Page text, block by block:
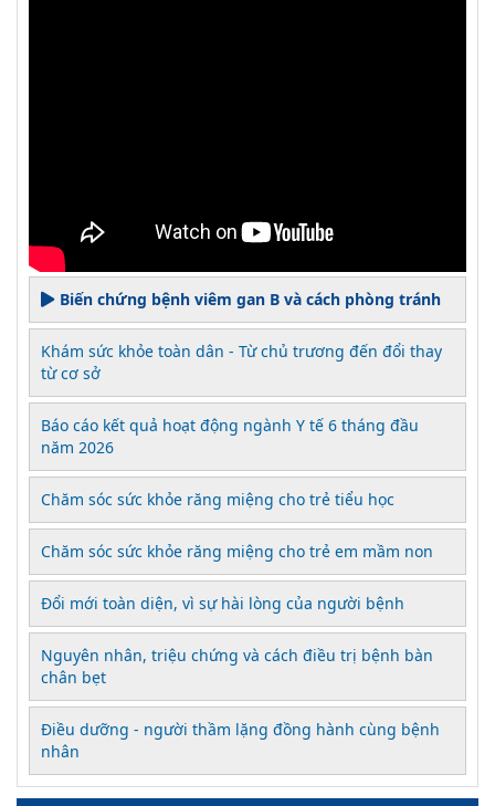
Biến chứng bệnh viêm gan B và cách phòng tránh
Khám sức khỏe toàn dân - Từ chủ trương đến đổi thay
từ cơ sở
Báo cáo kết quả hoạt động ngành Y tế 6 tháng đầu
năm 2026
Chăm sóc sức khỏe răng miệng cho trẻ tiểu học
Chăm sóc sức khỏe răng miệng cho trẻ em mầm non
Đổi mới toàn diện, vì sự hài lòng của người bệnh
Nguyên nhân, triệu chứng và cách điều trị bệnh bàn
chân bẹt
Điều dưỡng - người thầm lặng đồng hành cùng bệnh
nhân